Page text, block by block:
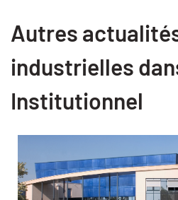
Autres
industrielles
Institutionnel